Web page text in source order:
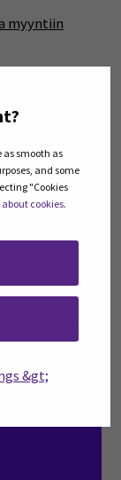
as smooth as
and some
"Cookies
cookies.
&gt;
myyntiin